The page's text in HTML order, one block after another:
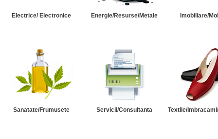
Electrice/ Electronice Energie/Resurse/Metale Imobiliare/
Sanatate/Frumusete Servicii/Consultanta Textile/